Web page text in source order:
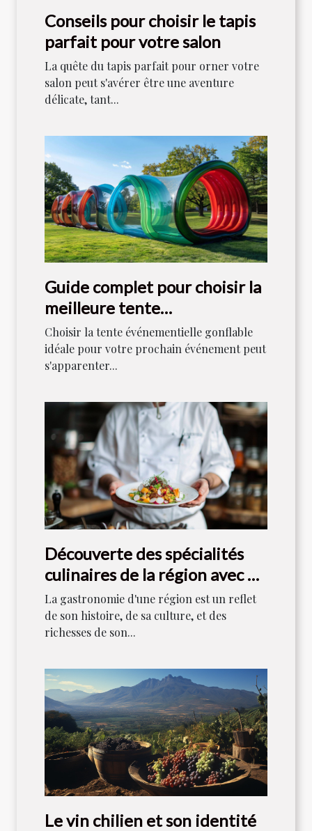
Conseils pour choisir le tapis
parfait pour votre salon
La quête du tapis parfait pour orner votre
salon peut s'avérer être une aventure
délicate, tant...
Guide complet pour choisir la
meilleure tente
événementielle gonflable
Choisir la tente événementielle gonflable
idéale pour votre prochain événement peut
s'apparenter...
Découverte des spécialités
culinaires de la région avec un
chef local
La gastronomie d'une région est un reflet
de son histoire, de sa culture, et des
richesses de son...
Le vin chilien et son identité